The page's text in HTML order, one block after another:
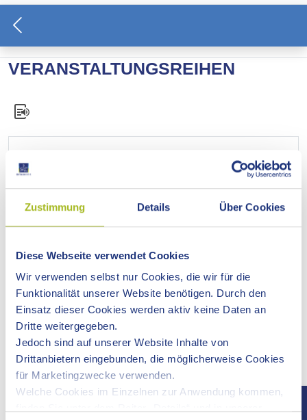
Zustimmung Details Über Cookies
Diese Webseite verwendet Cookies
Wir verwenden selbst nur Cookies, die wir für die
Funktionalität unserer Website benötigen. Durch den
Einsatz dieser Cookies werden aktiv keine Daten an
Dritte weitergegeben.
Jedoch sind auf unserer Website Inhalte von
Drittanbietern eingebunden, die möglicherweise Cookies
für Marketingzwecke verwenden.
Welche Cookies im Einzelnen zur Anwendung kommen,
VERANSTALTUNGSREIHEN
Fachkonferenz
Fachtag Sprachförderung
Schulpreisverleihung / Auszeichnung beste
Schülerinnen und Schüler